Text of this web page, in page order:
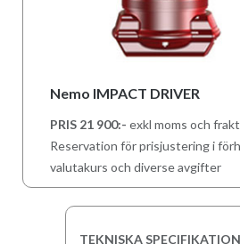
Nemo IMPACT DRIVER
PRIS 21 900:- exkl moms och frakt
Reservation för prisjustering i
valutakurs och diverse avgifter
TEKNISKA